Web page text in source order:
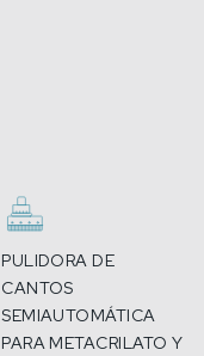
PULIDORA DE
CANTOS
SEMIAUTOMÁTICA
PARA METACRILATO Y